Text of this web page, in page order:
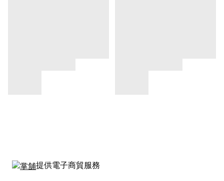
提供電子商貿服務